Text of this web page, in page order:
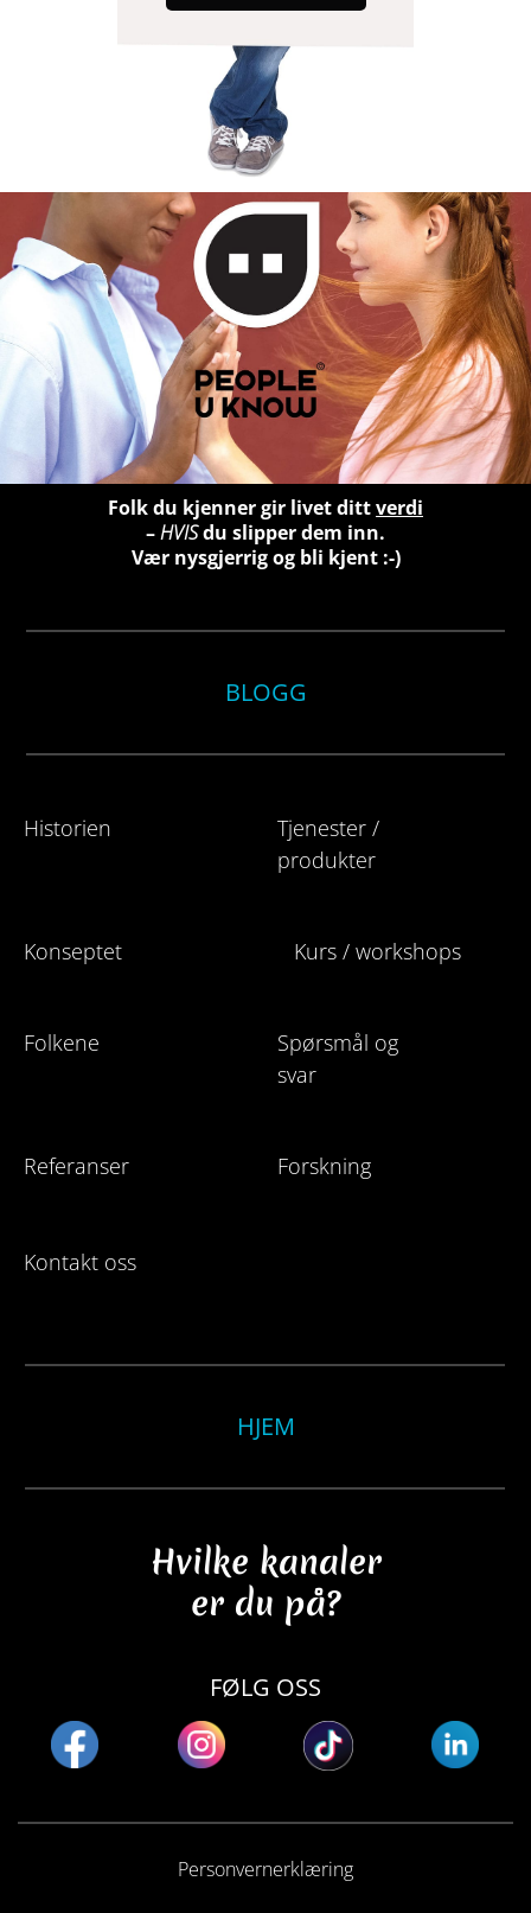
Folk du kjenner gir livet dittverdi
–HVISdu slipper dem inn.
Vær nysgjerrig og bli kjent :-)
BLOGG
Historien
Tjenester /
produkter
Konseptet Kurs / workshops
Folkene
Spørsmål og
svar
Referanser Forskning
Kontakt oss
HJEM
Hvilke kanaler
er du på?
FØLG OSS
Personvernerklæring